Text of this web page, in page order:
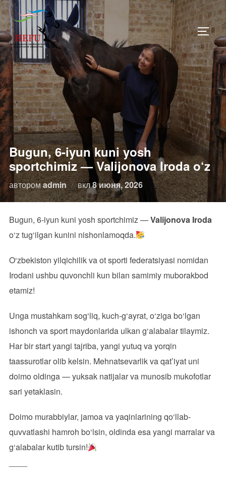
Перейти
к
содержимому
Bugun, 6-iyun kuni yosh
sportchimiz — Valijonova Iroda o‘z
авторомadmin вклОпубликовано
8 июня, 2026
Bugun, 6-iyun kuni yosh sportchimiz —Valijonova Iroda
o‘z tug‘ilgan kunini nishonlamoqda.
O‘zbekiston yilqichilik va ot sporti federatsiyasi nomidan
Irodani ushbu quvonchli kun bilan samimiy muborakbod
etamiz!
Unga mustahkam sog‘liq, kuch-g‘ayrat, o‘ziga bo‘lgan
ishonch va sport maydonlarida ulkan g‘alabalar tilaymiz.
Har bir start yangi tajriba, yangi yutuq va yorqin
taassurotlar olib kelsin. Mehnatsevarlik va qat’iyat uni
doimo oldinga — yuksak natijalar va munosib mukofotlar
sari yetaklasin.
Doimo murabbiylar, jamoa va yaqinlarining qo‘llab-
quvvatlashi hamroh bo‘lsin, oldinda esa yangi marralar va
g‘alabalar kutib tursin!